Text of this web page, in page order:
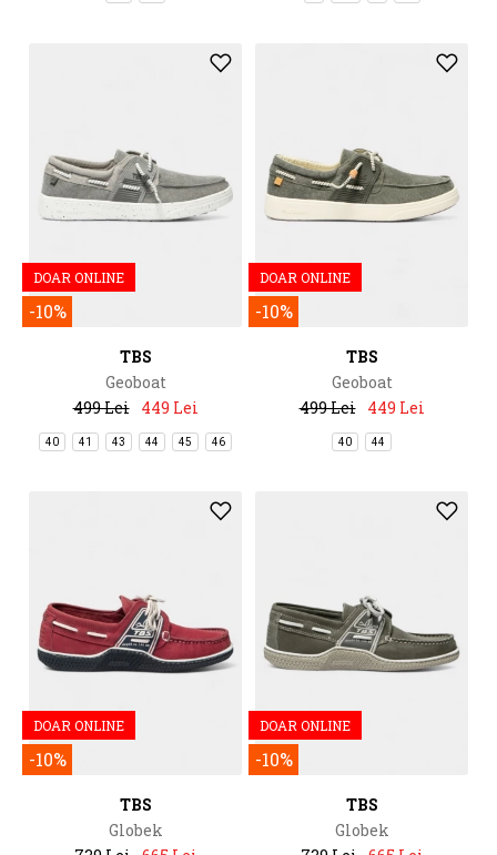
DOAR ONLINE
-10%
TBS
Geoboat
499 Lei
449 Lei
40 41 43 44 45 46
DOAR ONLINE
-10%
TBS
Geoboat
499 Lei
449 Lei
40 44
DOAR ONLINE
-10%
TBS
Globek
DOAR ONLINE
-10%
TBS
Globek